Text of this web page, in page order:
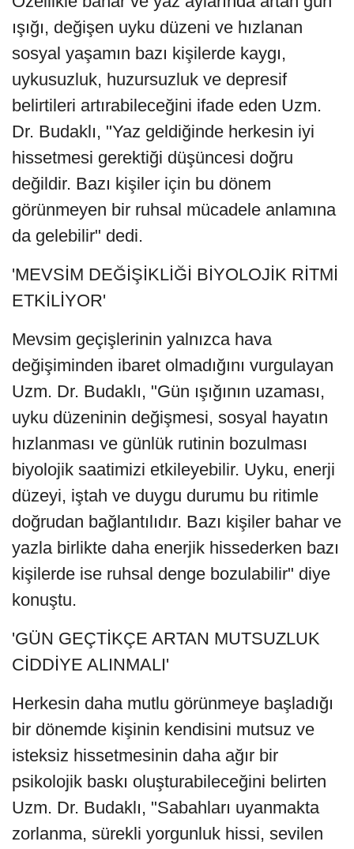
ışığı, değişen uyku düzeni ve hızlanan
sosyal yaşamın bazı kişilerde kaygı,
uykusuzluk, huzursuzluk ve depresif
belirtileri artırabileceğini ifade eden Uzm.
Dr. Budaklı, "Yaz geldiğinde herkesin iyi
hissetmesi gerektiği düşüncesi doğru
değildir. Bazı kişiler için bu dönem
görünmeyen bir ruhsal mücadele anlamına
da gelebilir" dedi.
'MEVSİM DEĞİŞİKLİĞİ BİYOLOJİK RİTMİ
ETKİLİYOR'
Mevsim geçişlerinin yalnızca hava
değişiminden ibaret olmadığını vurgulayan
Uzm. Dr. Budaklı, "Gün ışığının uzaması,
uyku düzeninin değişmesi, sosyal hayatın
hızlanması ve günlük rutinin bozulması
biyolojik saatimizi etkileyebilir. Uyku, enerji
düzeyi, iştah ve duygu durumu bu ritimle
doğrudan bağlantılıdır. Bazı kişiler bahar ve
yazla birlikte daha enerjik hissederken bazı
kişilerde ise ruhsal denge bozulabilir" diye
konuştu.
'GÜN GEÇTİKÇE ARTAN MUTSUZLUK
CİDDİYE ALINMALI'
Herkesin daha mutlu görünmeye başladığı
bir dönemde kişinin kendisini mutsuz ve
isteksiz hissetmesinin daha ağır bir
psikolojik baskı oluşturabileceğini belirten
Uzm. Dr. Budaklı, "Sabahları uyanmakta
zorlanma, sürekli yorgunluk hissi, sevilen